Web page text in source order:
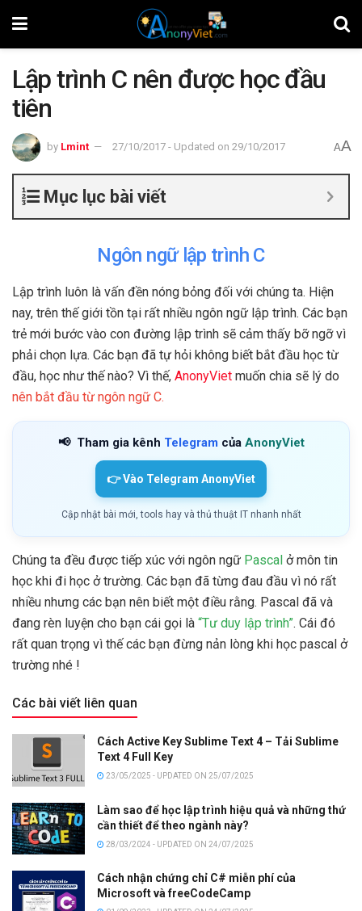
Lập trình C nên được học đầu
tiên
by Lmint 27/10/2017 - Updated on 29/10/2017 AA
Mục lục bài viết
Ngôn ngữ lập trình C
Lập trình luôn là vấn đền nóng bỏng đối với chúng ta. Hiện
nay, trên thế giới tồn tại rất nhiều ngôn ngữ lập trình. Các bạn
trẻ mới bước vào con đường lập trình sẽ cảm thấy bỡ ngỡ vì
phải chọn lựa. Các bạn đã tự hỏi không biết bắt đầu học từ
đầu, học như thế nào? Vì thế, AnonyViet muốn chia sẽ lý do
nên bắt đầu từ ngôn ngữ C.
📢 Tham gia kênh Telegram của AnonyViet
👉 Vào Telegram AnonyViet
Cập nhật bài mới, tools hay và thủ thuật IT nhanh nhất
Chúng ta đều được tiếp xúc với ngôn ngữ Pascal ở môn tin
học khi đi học ở trường. Các bạn đã từng đau đầu vì nó rất
nhiều nhưng các bạn nên biết một điều rằng. Pascal đã và
đang rèn luyện cho bạn cái gọi là “Tư duy lập trình”. Cái đó
rất quan trọng vì thế các bạn đừng nản lòng khi học pascal ở
trường nhé !
Các bài viết liên quan
Cách Active Key Sublime Text 4 – Tải Sublime
Text 4 Full Key
23/05/2025 - UPDATED ON 25/07/2025
Làm sao để học lập trình hiệu quả và những thứ
cần thiết để theo ngành này?
28/03/2024 - UPDATED ON 24/07/2025
Cách nhận chứng chỉ C# miễn phí của
Microsoft và freeCodeCamp